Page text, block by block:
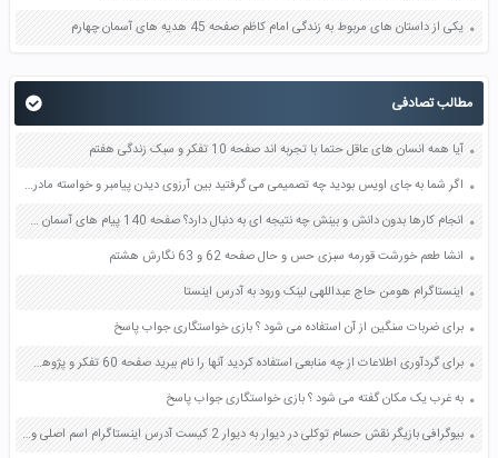
یکی از داستان های مربوط به زندگی امام کاظم صفحه 45 هدیه های آسمان چهارم
مطالب تصادفی
آیا همه انسان های عاقل حتما با تجربه اند صفحه 10 تفکر و سبک زندگی هفتم
اگر شما به جای اویس بودید چه تصمیمی می گرفتید بین آرزوی دیدن پیامبر و خواسته مادر کدام را انتخاب می کردید چرا صفحه 25 تفکر و پژوهش ششم
انجام کارها بدون دانش و بینش چه نتیجه ای به دنبال دارد؟ صفحه 140 پیام های آسمان هفتم
انشا طعم خورشت قورمه سبزی حس و حال صفحه 62 و 63 نگارش هشتم
اینستاگرام هومن حاج عبداللهی لینک ورود به آدرس اینستا
برای ضربات سنگین از آن استفاده می شود ؟ بازی خواستگاری جواب پاسخ
برای گردآوری اطلاعات از چه منابعی استفاده کردید آنها را نام ببرید صفحه 60 تفکر و پژوهش ششم
به غرب یک مکان گفته می شود ؟ بازی خواستگاری جواب پاسخ
بیوگرافی بازیگر نقش حسام توکلی در دیوار به دیوار 2 کیست آدرس اینستاگرام اسم اصلی واقعی